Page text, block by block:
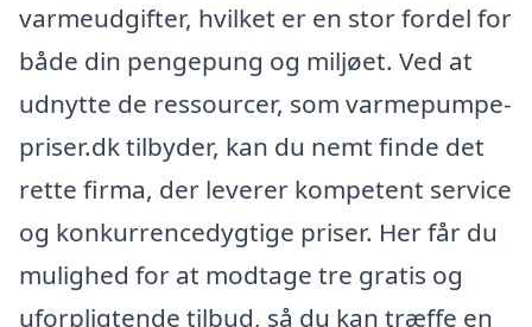
varmeudgifter, hvilket er en stor fordel for
både din pengepung og miljøet. Ved at
udnytte de ressourcer, som varmepumpe-
priser.dk tilbyder, kan du nemt finde det
rette firma, der leverer kompetent service
og konkurrencedygtige priser. Her får du
mulighed for at modtage tre gratis og
uforpligtende tilbud, så du kan træffe en